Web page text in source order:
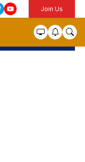
Join Us